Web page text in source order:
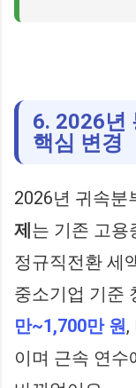
6. 2026년
핵심 변경
2026년 귀속분
제는 기존 고용
정규직전환 세
중소기업 기준
만~1,700만 원,
이며 근속 연수